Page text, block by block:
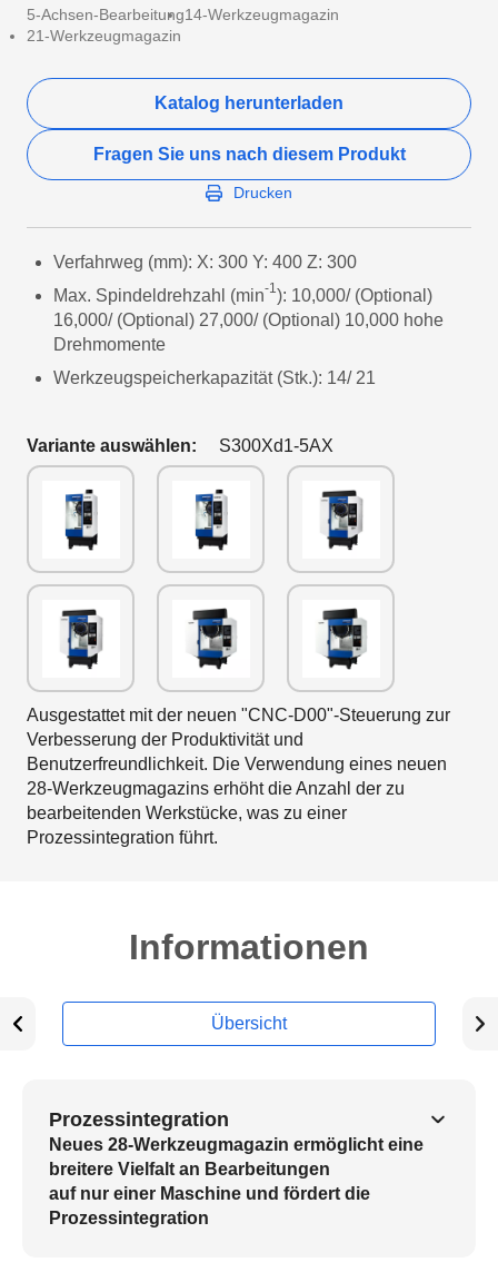
5-Achsen-Bearbeitung14-Werkzeugmagazin
21-Werkzeugmagazin
Katalog herunterladen
Fragen Sie uns nach diesem Produkt
Drucken
Verfahrweg (mm): X: 300 Y: 400 Z: 300
Max. Spindeldrehzahl (min-1): 10,000/ (Optional)
16,000/ (Optional) 27,000/ (Optional) 10,000 hohe
Drehmomente
Werkzeugspeicherkapazität (Stk.): 14/ 21
Variante auswählen: S300Xd1-5AX
Ausgestattet mit der neuen "CNC-D00"-Steuerung zur
Verbesserung der Produktivität und
Benutzerfreundlichkeit. Die Verwendung eines neuen
28-Werkzeugmagazins erhöht die Anzahl der zu
bearbeitenden Werkstücke, was zu einer
Prozessintegration führt.
Informationen
Übersicht
Prozessintegration
Neues 28-Werkzeugmagazin ermöglicht eine
breitere Vielfalt an Bearbeitungen
auf nur einer Maschine und fördert die
Prozessintegration